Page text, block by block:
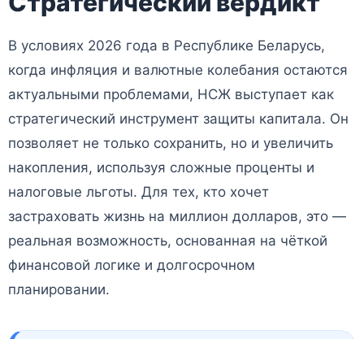
В условиях 2026 года в Республике Беларусь,
когда инфляция и валютные колебания остаются
актуальными проблемами, НСЖ выступает как
стратегический инструмент защиты капитала. Он
позволяет не только сохранить, но и увеличить
накопления, используя сложные проценты и
налоговые льготы. Для тех, кто хочет
застраховать жизнь на миллион долларов, это —
реальная возможность, основанная на чёткой
финансовой логике и долгосрочном
планировании.